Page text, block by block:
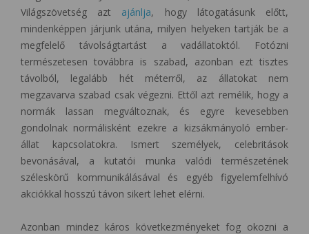
Világszövetség azt ajánlja, hogy látogatásunk előtt,
mindenképpen járjunk utána, milyen helyeken tartják be a
megfelelő távolságtartást a vadállatoktól. Fotózni
természetesen továbbra is szabad, azonban ezt tisztes
távolból, legalább hét méterről, az állatokat nem
megzavarva szabad csak végezni. Ettől azt remélik, hogy a
normák lassan megváltoznak, és egyre kevesebben
gondolnak normálisként ezekre a kizsákmányoló ember-
állat kapcsolatokra. Ismert személyek, celebritások
bevonásával, a kutatói munka valódi természetének
széleskörű kommunikálásával és egyéb figyelemfelhívó
akciókkal hosszú távon sikert lehet elérni.
Azonban mindez káros következményeket fog okozni a